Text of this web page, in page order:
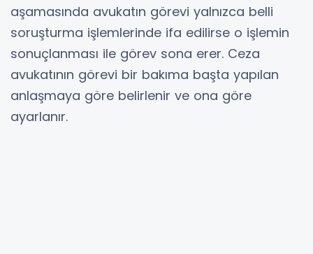
aşamasında avukatın görevi yalnızca belli
soruşturma işlemlerinde ifa edilirse o işlemin
sonuçlanması ile görev sona erer. Ceza
avukatının görevi bir bakıma başta yapılan
anlaşmaya göre belirlenir ve ona göre
ayarlanır.